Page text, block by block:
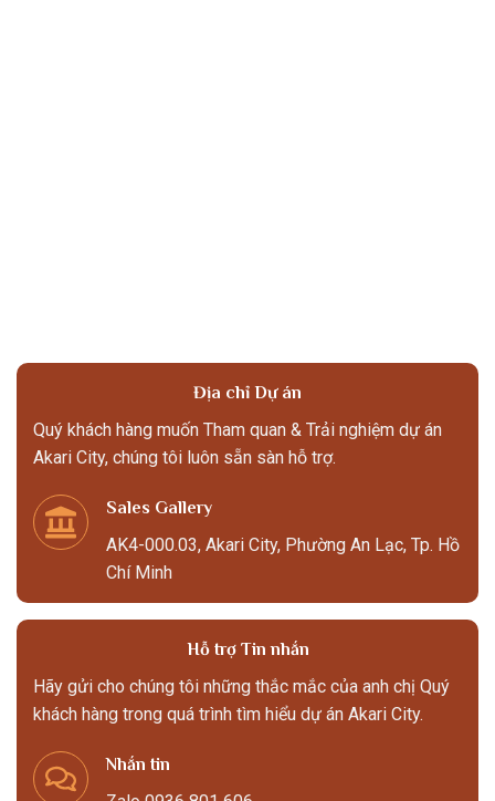
Địa chỉ Dự án
Quý khách hàng muốn Tham quan & Trải nghiệm dự án
Akari City, chúng tôi luôn sẵn sàn hỗ trợ.
Sales Gallery
AK4-000.03, Akari City, Phường An Lạc, Tp. Hồ
Chí Minh
Hỗ trợ Tin nhắn
Hãy gửi cho chúng tôi những thắc mắc của anh chị Quý
khách hàng trong quá trình tìm hiểu dự án Akari City.
Nhắn tin